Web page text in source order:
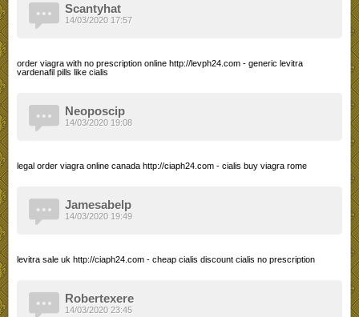
Scantyhat
order viagra with no prescription online http://levph24.com - generic levitra
vardenafil pills like cialis
14/03/2020 17:57
Neoposcip
legal order viagra online canada http://ciaph24.com - cialis buy viagra rome
14/03/2020 19:08
Jamesabelp
levitra sale uk http://ciaph24.com - cheap cialis discount cialis no prescription
14/03/2020 19:49
Robertexere
14/03/2020 23:45